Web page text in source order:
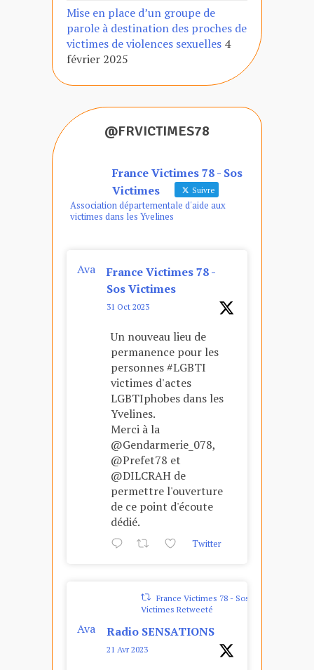
Mise en place d’un groupe de
parole à destination des proches de
victimes de violences sexuelles 4
février 2025
@FRVICTIMES78
France Victimes 78 - Sos
Victimes
Suivre
Association départementale d'aide aux
victimes dans les Yvelines
Ava
France Victimes 78 -
Sos Victimes
31 Oct 2023
Un nouveau lieu de
permanence pour les
personnes #LGBTI
victimes d'actes
LGBTIphobes dans les
Yvelines.
Merci à la
@Gendarmerie_078,
@Prefet78 et
@DILCRAH de
permettre l'ouverture
de ce point d'écoute
dédié.
Twitter
France Victimes 78 - Sos
Victimes Retweeté
Ava
Radio SENSATIONS
21 Avr 2023